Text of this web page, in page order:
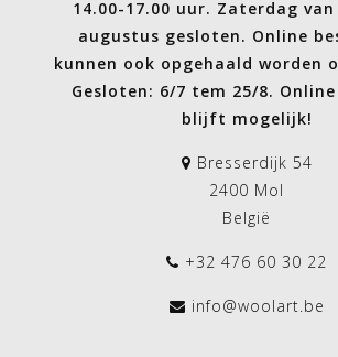
14.00-17.00 uur. Zaterdag
augustus gesloten. Online
kunnen ook opgehaald worden
Gesloten: 6/7 tem 25/8.
blijft mogelijk!
Bresserdijk 54
2400 Mol
België
+32 476 60 30 22
info@woolart.be